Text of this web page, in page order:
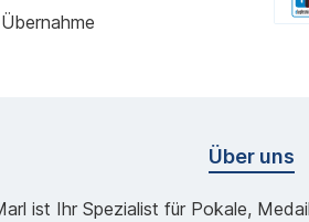
Über uns
ist Ihr Spezialist für Pokale,